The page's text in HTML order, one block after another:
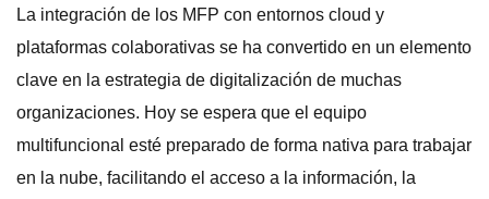
La integración de los MFP con entornos cloud y
plataformas colaborativas se ha convertido en un elemento
clave en la estrategia de digitalización de muchas
organizaciones. Hoy se espera que el equipo
multifuncional esté preparado de forma nativa para trabajar
en la nube, facilitando el acceso a la información, la